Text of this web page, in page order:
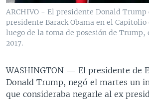
DEPORTES
CIENCIA Y SALUD
AUDIOS
FORO INTERAMERICANO
VISIÓN 360
LAS CLAVES
AVANCE INFORMATIVO
AUDIONOTICIAS
BUENOS DÍAS AMÉRICA
EL MUNDO AL DÍA [RADIO]
FORO [RADIO]
DIRECT
DOCUMENTALES DE LA VOA
Learning English
SÍGANOS
ARCHIVO - El presidente Donald Trump
presidente Barack Obama en el Capitolio
luego de la toma de posesión de Trump,
2017.
WASHINGTON — El presidente de
Donald Trump, negó el martes un
que consideraba negarle al ex